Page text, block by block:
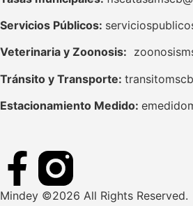
Servicios Públicos:
Veterinaria y Zoonosis:
Tránsito y Transporte:
Estacionamiento Medido:
Mindey ©2026 All Rights Reserved.